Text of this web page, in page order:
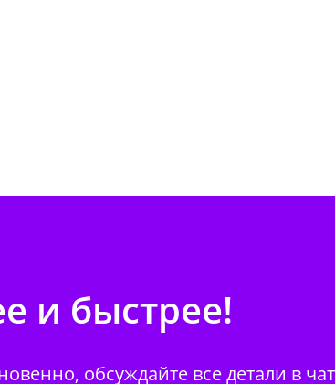
и быстрее!
обсуждайте все детали в